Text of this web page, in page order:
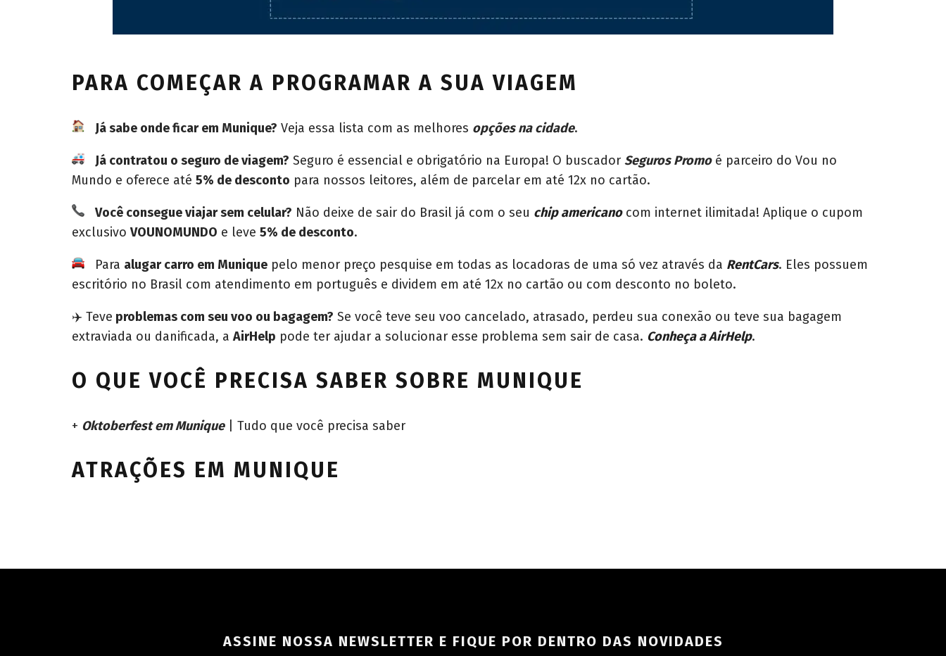
PARA COMEÇAR A PROGRAMAR A SUA VIAGEM
Já sabe onde ficar em Munique? Veja essa lista com as melhores opções na cidade.
Já contratou o seguro de viagem? Seguro é essencial e obrigatório na Europa! O buscador Seguros Promoé parceiro do Vou no
Mundo e oferece até 5% de desconto para nossos leitores, além de parcelar em até 12x no cartão.
Você consegue viajar sem celular? Não deixe de sair do Brasil já com o seu chip americanocom internet ilimitada! Aplique o cupom
exclusivo VOUNOMUNDO e leve 5% de desconto.
Para alugar carro em Munique pelo menor preço pesquise em todas as locadoras de uma só vez através da RentCars. Eles possuem
escritório no Brasil com atendimento em português e dividem em até 12x no cartão ou com desconto no boleto.
✈️ Teve problemas com seu voo ou bagagem? Se você teve seu voo cancelado, atrasado, perdeu sua conexão ou teve sua bagagem
extraviada ou danificada, a AirHelp pode ter ajudar a solucionar esse problema sem sair de casa. Conheça a AirHelp.
O QUE VOCÊ PRECISA SABER SOBRE MUNIQUE
+ Oktoberfest em Munique| Tudo que você precisa saber
ATRAÇÕES EM MUNIQUE
ASSINE NOSSA NEWSLETTER E FIQUE POR DENTRO DAS NOVIDADES